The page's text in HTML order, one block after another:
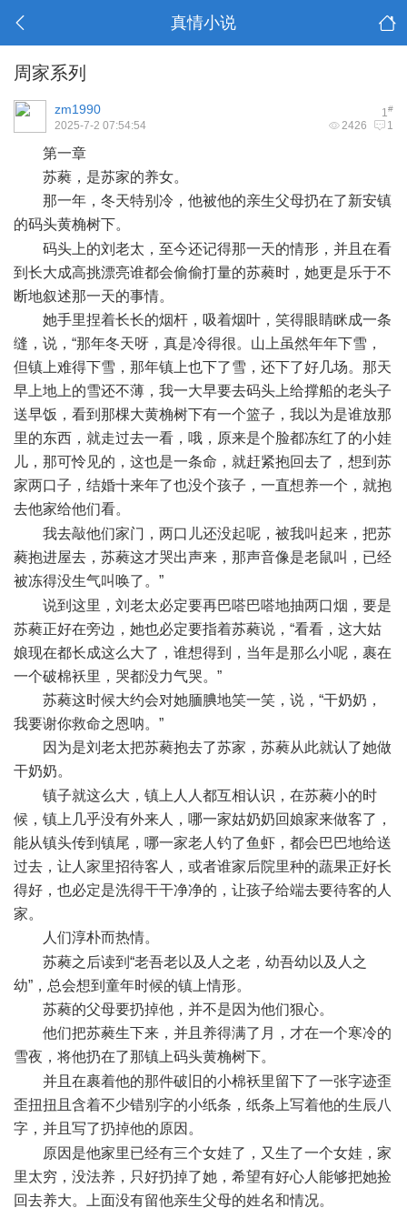
真情小说
周家系列
1#
zm1990
2426 1
2025-7-2 07:54:54
第一章
苏蕤，是苏家的养女。
那一年，冬天特别冷，他被他的亲生父母扔在了新安镇
的码头黄桷树下。
码头上的刘老太，至今还记得那一天的情形，并且在看
到长大成高挑漂亮谁都会偷偷打量的苏蕤时，她更是乐于不
断地叙述那一天的事情。
她手里捏着长长的烟杆，吸着烟叶，笑得眼睛眯成一条
缝，说，“那年冬天呀，真是冷得很。山上虽然年年下雪，
但镇上难得下雪，那年镇上也下了雪，还下了好几场。那天
早上地上的雪还不薄，我一大早要去码头上给撑船的老头子
送早饭，看到那棵大黄桷树下有一个篮子，我以为是谁放那
里的东西，就走过去一看，哦，原来是个脸都冻红了的小娃
儿，那可怜见的，这也是一条命，就赶紧抱回去了，想到苏
家两口子，结婚十来年了也没个孩子，一直想养一个，就抱
去他家给他们看。
我去敲他们家门，两口儿还没起呢，被我叫起来，把苏
蕤抱进屋去，苏蕤这才哭出声来，那声音像是老鼠叫，已经
被冻得没生气叫唤了。”
说到这里，刘老太必定要再巴嗒巴嗒地抽两口烟，要是
苏蕤正好在旁边，她也必定要指着苏蕤说，“看看，这大姑
娘现在都长成这么大了，谁想得到，当年是那么小呢，裹在
一个破棉袄里，哭都没力气哭。”
苏蕤这时候大约会对她腼腆地笑一笑，说，“干奶奶，
我要谢你救命之恩呐。”
因为是刘老太把苏蕤抱去了苏家，苏蕤从此就认了她做
干奶奶。
镇子就这么大，镇上人人都互相认识，在苏蕤小的时
候，镇上几乎没有外来人，哪一家姑奶奶回娘家来做客了，
能从镇头传到镇尾，哪一家老人钓了鱼虾，都会巴巴地给送
过去，让人家里招待客人，或者谁家后院里种的蔬果正好长
得好，也必定是洗得干干净净的，让孩子给端去要待客的人
家。
人们淳朴而热情。
苏蕤之后读到“老吾老以及人之老，幼吾幼以及人之
幼”，总会想到童年时候的镇上情形。
苏蕤的父母要扔掉他，并不是因为他们狠心。
他们把苏蕤生下来，并且养得满了月，才在一个寒冷的
雪夜，将他扔在了那镇上码头黄桷树下。
并且在裹着他的那件破旧的小棉袄里留下了一张字迹歪
歪扭扭且含着不少错别字的小纸条，纸条上写着他的生辰八
字，并且写了扔掉他的原因。
原因是他家里已经有三个女娃了，又生了一个女娃，家
里太穷，没法养，只好扔掉了她，希望有好心人能够把她捡
回去养大。上面没有留他亲生父母的姓名和情况。